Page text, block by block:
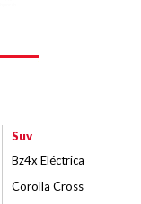
Suv
Bz4x Eléctrica
Corolla Cross